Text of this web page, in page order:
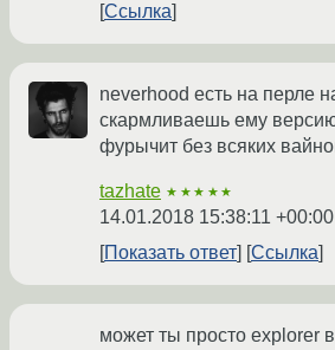
Ссылка
neverhood есть на перле
скармливаешь ему
фурычит без всяких
tazhate ★★★★★
14.01.2018 15:38:11 +00:00
Показать ответ
Ссылка
может ты просто explorer